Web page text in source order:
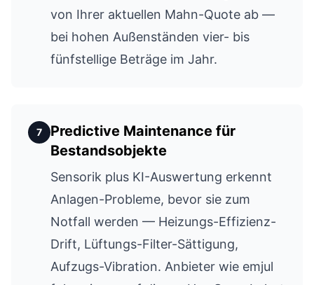
von Ihrer aktuellen Mahn-Quote ab —
bei hohen Außenständen vier- bis
fünfstellige Beträge im Jahr.
7
Predictive Maintenance für
Bestandsobjekte
Sensorik plus KI-Auswertung erkennt
Anlagen-Probleme, bevor sie zum
Notfall werden — Heizungs-Effizienz-
Drift, Lüftungs-Filter-Sättigung,
Aufzugs-Vibration. Anbieter wie emjul